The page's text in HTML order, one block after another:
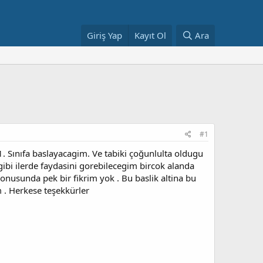
Giriş Yap Kayıt Ol Ara
#1
baslayacagim. Ve tabiki çoğunlulta oldugu
ilerde faydasini gorebilecegim bircok alanda
pek bir fikrim yok . Bu baslik altina bu
Herkese teşekkürler